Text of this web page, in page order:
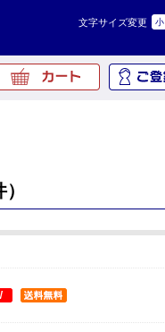
文字サイズ変更 小